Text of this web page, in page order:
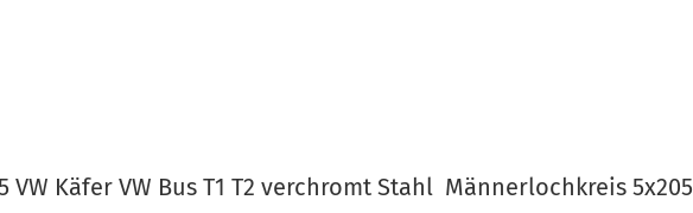
VW Käfer VW Bus T1 T2 verchromt Stahl Männerlochkreis 5x205